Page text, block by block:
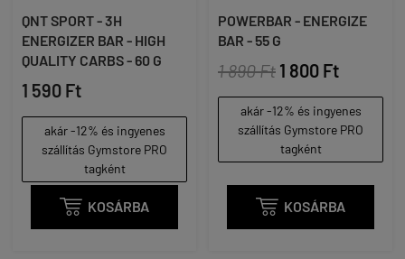
QNT SPORT - 3H
ENERGIZER BAR - HIGH
QUALITY CARBS - 60 G
1 590 Ft
akár -12% és ingyenes
szállítás Gymstore PRO
tagként
 KOSÁRBA
POWERBAR - ENERGIZE
BAR - 55 G
1 890 Ft 1 800 Ft
akár -12% és ingyenes
szállítás Gymstore PRO
tagként
 KOSÁRBA